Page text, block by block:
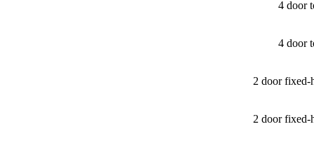
4 door
4 door
2 door fixed-
2 door fixed-